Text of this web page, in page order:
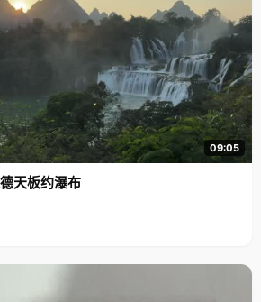
09:05
天板约瀑布